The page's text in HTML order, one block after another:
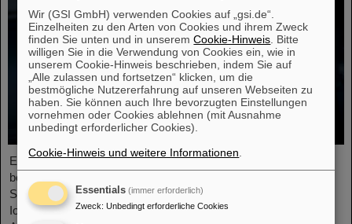
Ende August 2024 starteten zwölf junge Menschen in ihre
berufliche Zukunft am GSI Helmholtzzentrum für
Schwerionenforschung und bei FAIR (Facility for Antiproton and
Ion Research). Sie verteilen sich auf sechs verschiedene
Wir (GSI GmbH) verwenden Cookies auf „gsi.de“.
Einzelheiten zu den Arten von Cookies und ihrem Zweck
finden Sie unten und in unseremCookie-Hinweis . Bitte
willigen Sie in die Verwendung von Cookies ein, wie in
unserem Cookie-Hinweis beschrieben, indem Sie auf
„Alle zulassen und fortsetzen“ klicken, um die
bestmögliche Nutzererfahrung auf unseren Webseiten zu
haben. Sie können auch Ihre bevorzugten Einstellungen
vornehmen oder Cookies ablehnen (mit Ausnahme
unbedingt erforderlicher Cookies).
Cookie-Hinweis und weitere Informationen
Essentials (immer erforderlich)
Zweck: Unbedingt erforderliche Cookies